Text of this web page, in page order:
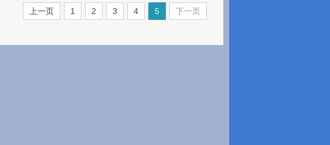
上一页 1 2 3 4 5 下一页